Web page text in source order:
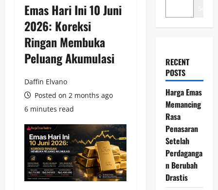
Emas Hari Ini 10 Juni
2026: Koreksi
Ringan Membuka
Peluang Akumulasi
Daffin Elvano
Posted on 2 months ago
6 minutes read
RECENT
POSTS
Harga Emas
Memancing
Rasa
Penasaran
Setelah
Perdaganga
n Berubah
Drastis